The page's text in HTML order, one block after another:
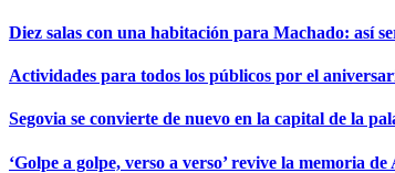
Diez salas con una habitación para Machado: así
Actividades para todos los públicos por el
Segovia se convierte de nuevo en la capital de la
‘Golpe a golpe, verso a verso’ revive la memoria